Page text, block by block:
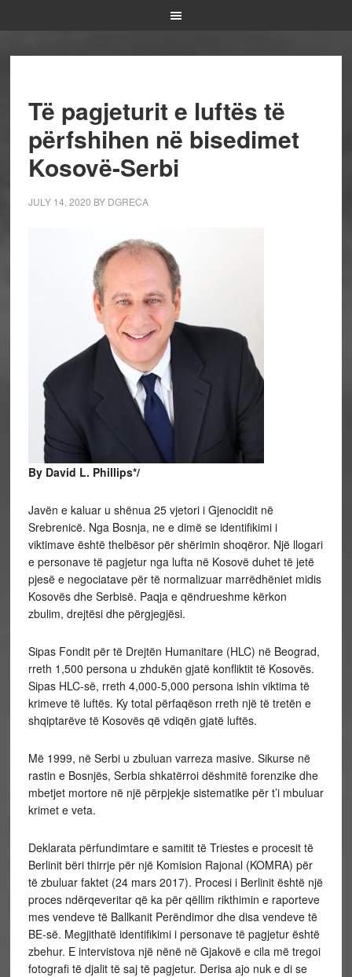
Të pagjeturit e luftës të
përfshihen në bisedimet
Kosovë-Serbi
JULY 14, 2020 BY DGRECA
By David L. Phillips*/
Javën e kaluar u shënua 25 vjetori i Gjenocidit në
Srebrenicë. Nga Bosnja, ne e dimë se identifikimi i
viktimave është thelbësor për shërimin shoqëror. Një llogari
e personave të pagjetur nga lufta në Kosovë duhet të jetë
pjesë e negociatave për të normalizuar marrëdhëniet midis
Kosovës dhe Serbisë. Paqja e qëndrueshme kërkon
zbulim, drejtësi dhe përgjegjësi.
Sipas Fondit për të Drejtën Humanitare (HLC) në Beograd,
rreth 1,500 persona u zhdukën gjatë konfliktit të Kosovës.
Sipas HLC-së, rreth 4,000-5,000 persona ishin viktima të
krimeve të luftës. Ky total përfaqëson rreth një të tretën e
shqiptarëve të Kosovës që vdiqën gjatë luftës.
Më 1999, në Serbi u zbuluan varreza masive. Sikurse në
rastin e Bosnjës, Serbia shkatërroi dëshmitë forenzike dhe
mbetjet mortore në një përpjekje sistematike për t’i mbuluar
krimet e veta.
Deklarata përfundimtare e samitit të Triestes e procesit të
Berlinit bëri thirrje për një Komision Rajonal (KOMRA) për
të zbuluar faktet (24 mars 2017). Procesi i Berlinit është një
proces ndërqeveritar që ka për qëllim rikthimin e raporteve
mes vendeve të Ballkanit Perëndimor dhe disa vendeve të
BE-së. Megjithatë identifikimi i personave të pagjetur është
zbehur. E intervistova një nënë në Gjakovë e cila më tregoi
fotografi të djalit të saj të pagjetur. Derisa ajo nuk e di se